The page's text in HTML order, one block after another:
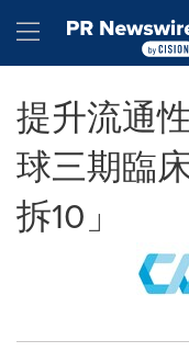
Hamburger
提升流通
球三期臨
拆10」